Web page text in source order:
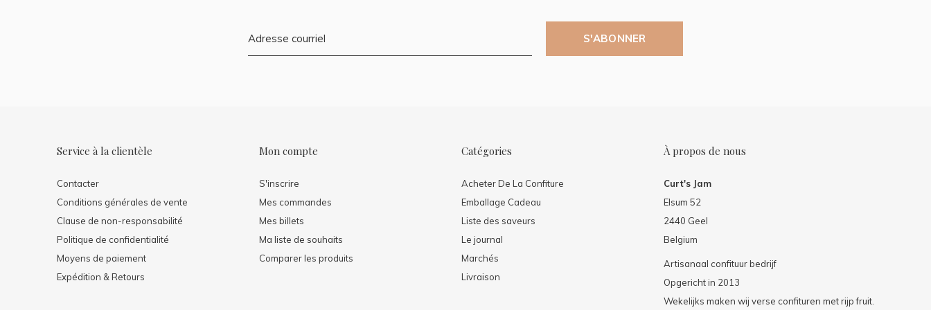
S'ABONNER
Service à la clientèle
Contacter
Conditions générales de vente
Clause de non-responsabilité
Politique de confidentialité
Moyens de paiement
Expédition & Retours
Mon compte
S'inscrire
Mes commandes
Mes billets
Ma liste de souhaits
Comparer les produits
Catégories
Acheter De La Confiture
Emballage Cadeau
Liste des saveurs
Le journal
Marchés
Livraison
À propos de nous
Curt's Jam
Elsum 52
2440 Geel
Belgium
Artisanaal confituur bedrijf
Opgericht in 2013
Wekelijks maken wij verse confituren met rijp fruit.